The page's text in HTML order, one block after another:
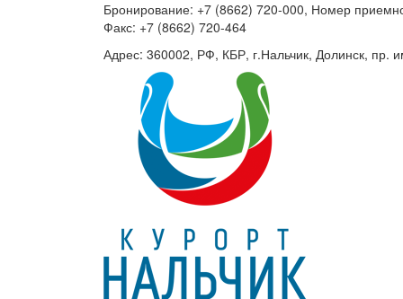
Бронирование: +7 (8662) 720-000, Номер
Факс: +7 (8662) 720-464
Адрес: 360002, РФ, КБР, г.Нальчик, Долинск, пр.